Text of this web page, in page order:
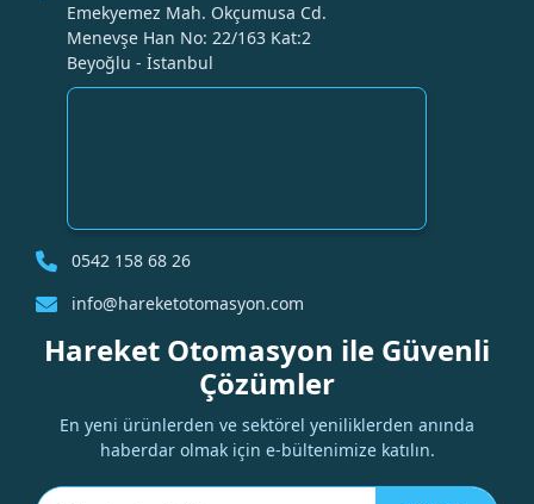
Emekyemez Mah. Okçumusa Cd.
Menevşe Han No: 22/163 Kat:2
Beyoğlu - İstanbul
0542 158 68 26
info@hareketotomasyon.com
Hareket Otomasyon ile Güvenli
Çözümler
En yeni ürünlerden ve sektörel yeniliklerden anında
haberdar olmak için e-bültenimize katılın.